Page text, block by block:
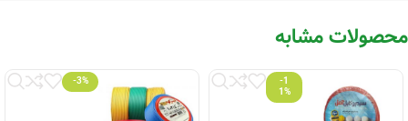
محصولات مشابه
-1
1%
-3%